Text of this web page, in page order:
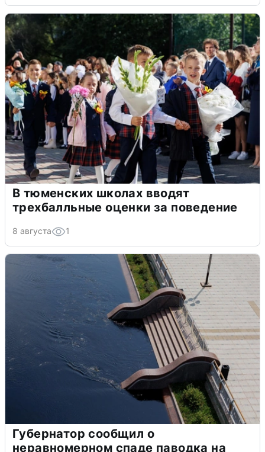
В тюменских школах вводят
трехбалльные оценки за поведение
8 августа 1
Губернатор сообщил о
неравномерном спаде паводка на